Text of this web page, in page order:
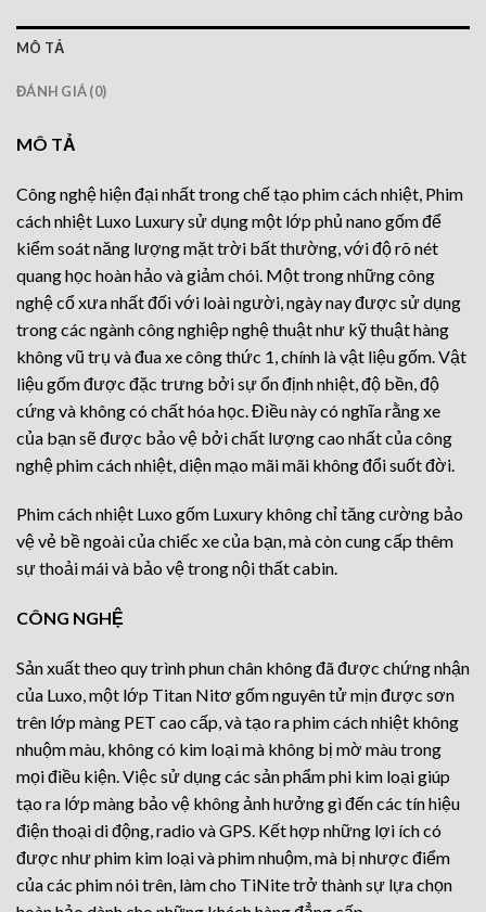
MÔ TẢ
ĐÁNH GIÁ (0)
MÔ TẢ
Công nghệ hiện đại nhất trong chế tạo phim cách nhiệt, Phim
cách nhiệt Luxo Luxury sử dụng một lớp phủ nano gốm để
kiểm soát năng lượng mặt trời bất thường, với độ rõ nét
quang học hoàn hảo và giảm chói. Một trong những công
nghệ cổ xưa nhất đối với loài người, ngày nay được sử dụng
trong các ngành công nghiệp nghệ thuật như kỹ thuật hàng
không vũ trụ và đua xe công thức 1, chính là vật liệu gốm. Vật
liệu gốm được đặc trưng bởi sự ổn định nhiệt, độ bền, độ
cứng và không có chất hóa học. Điều này có nghĩa rằng xe
của bạn sẽ được bảo vệ bởi chất lượng cao nhất của công
nghệ phim cách nhiệt, diện mạo mãi mãi không đổi suốt đời.
Phim cách nhiệt Luxo gốm Luxury không chỉ tăng cường bảo
vệ vẻ bề ngoài của chiếc xe của bạn, mà còn cung cấp thêm
sự thoải mái và bảo vệ trong nội thất cabin.
CÔNG NGHỆ
Sản xuất theo quy trình phun chân không đã được chứng nhận
của Luxo, một lớp Titan Nitơ gốm nguyên tử mịn được sơn
trên lớp màng PET cao cấp, và tạo ra phim cách nhiệt không
nhuộm màu, không có kim loại mà không bị mờ màu trong
mọi điều kiện. Việc sử dụng các sản phẩm phi kim loại giúp
tạo ra lớp màng bảo vệ không ảnh hưởng gì đến các tín hiệu
điện thoại di động, radio và GPS. Kết hợp những lợi ích có
được như phim kim loại và phim nhuộm, mà bị nhược điểm
của các phim nói trên, làm cho TiNite trở thành sự lựa chọn